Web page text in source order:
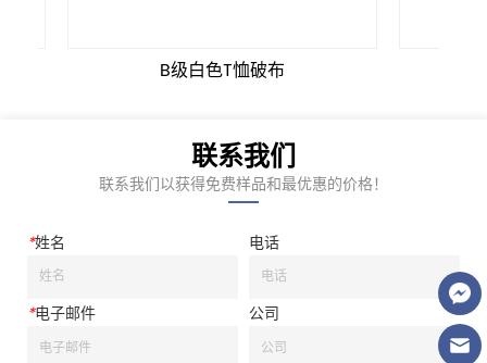
B级白色T恤破布
联系我们
联系我们以获得免费样品和最优惠的价格！
*姓名 电话
*电子邮件 公司